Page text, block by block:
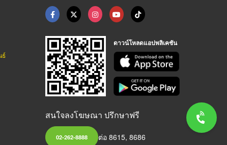
ธ์
ดาวน์โหลดแอปพลิเคชัน
สนใจลงโฆษณา ปรึกษาฟรี
02-262-8888 ต่อ 8615, 8686